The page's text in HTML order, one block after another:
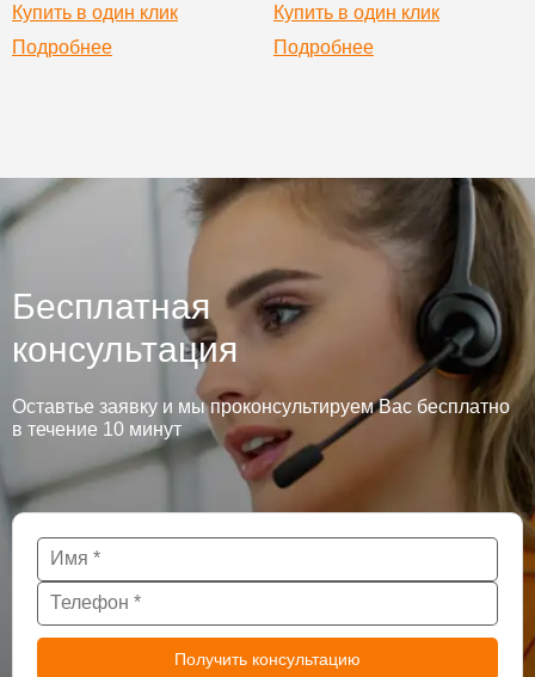
Купить в один клик
Подробнее
Купить в один клик
Подробнее
Бесплатная
консультация
Оставтье заявку и мы проконсультируем Вас бесплатно
в течение 10 минут